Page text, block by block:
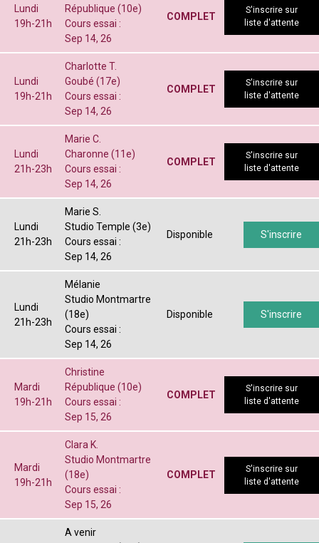
Lundi
19h-21h
République (10e)
Cours essai :
Sep 14, 26
COMPLET
S'inscrire sur
liste d'attente
Lundi
19h-21h
Charlotte T.
Goubé (17e)
Cours essai :
Sep 14, 26
COMPLET
S'inscrire sur
liste d'attente
Lundi
21h-23h
Marie C.
Charonne (11e)
Cours essai :
Sep 14, 26
COMPLET
S'inscrire sur
liste d'attente
Lundi
21h-23h
Marie S.
Studio Temple (3e)
Cours essai :
Sep 14, 26
Disponible S'inscrire
Lundi
21h-23h
Mélanie
Studio Montmartre
(18e)
Cours essai :
Sep 14, 26
Disponible S'inscrire
Mardi
19h-21h
Christine
République (10e)
Cours essai :
Sep 15, 26
COMPLET
S'inscrire sur
liste d'attente
Mardi
19h-21h
Clara K.
Studio Montmartre
(18e)
Cours essai :
Sep 15, 26
COMPLET
S'inscrire sur
liste d'attente
A venir